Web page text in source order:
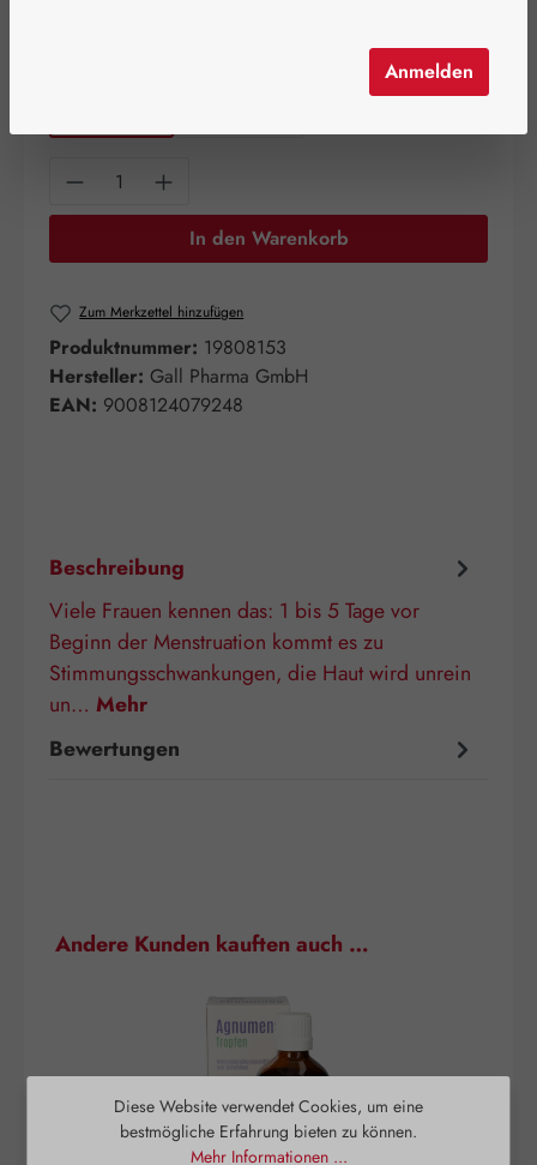
Produkt Anzahl: Gib den gewünschten
In den Warenkorb
Zum Merkzettel hinzufügen
Produktnummer: 19808153
Hersteller: Gall Pharma GmbH
EAN: 9008124079248
Beschreibung
Viele Frauen kennen das: 1 bis 5 Tage vor
Beginn der Menstruation kommt es zu
Stimmungsschwankungen, die Haut wird unrein
un… Mehr
Bewertungen
Produktgalerie überspringen
Andere Kunden kauften auch …
Diese Website verwendet Cookies, um eine
bestmögliche Erfahrung bieten zu können.
Mehr Informationen ...
Anmelden